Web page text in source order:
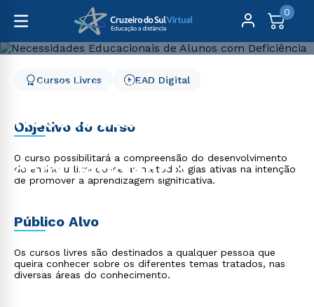
0
Cursos Livres
Educação
Necessidades
Educacionais de Alunos
com Deficiência
Cursos Livres EAD Digital
Objetivo do curso
O curso possibilitará a compreensão do desenvolvimento
do ensino utlizando-se as metodologias ativas na intenção
de promover a aprendizagem significativa.
Público Alvo
Os cursos livres são destinados a qualquer pessoa que
queira conhecer sobre os diferentes temas tratados, nas
diversas áreas do conhecimento.